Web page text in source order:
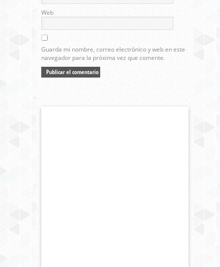
Web
Guarda mi nombre, correo electrónico y web en este
navegador para la próxima vez que comente.